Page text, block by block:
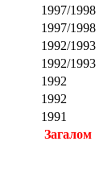
1997/1998
1997/1998
1992/1993
1992/1993
1992
1992
1991
Загалом